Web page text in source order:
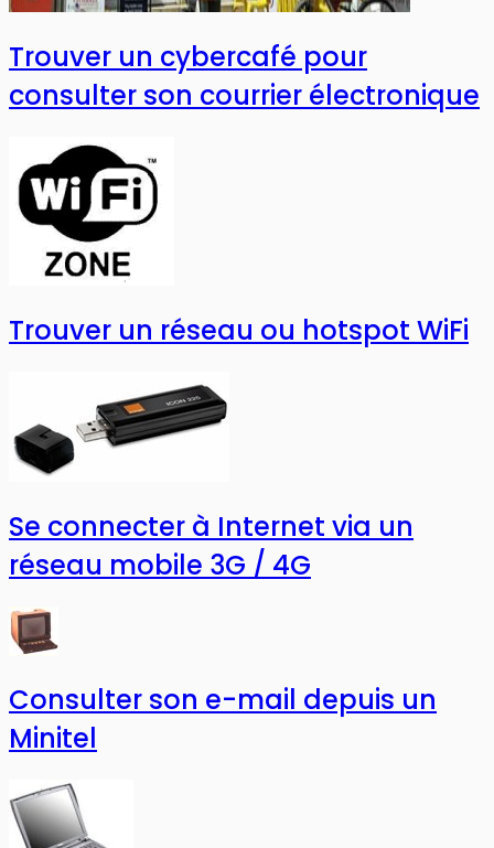
Trouver un cybercafé pour
consulter son courrier électronique
Trouver un réseau ou hotspot WiFi
Se connecter à Internet via un
réseau mobile 3G / 4G
Consulter son e-mail depuis un
Minitel